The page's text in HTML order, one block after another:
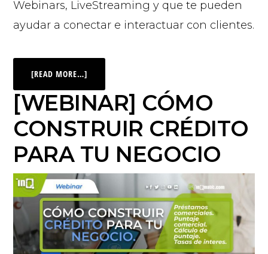
Webinars, LiveStreaming y que te pueden
ayudar a conectar e interactuar con clientes.
[READ MORE…]
[WEBINAR] CÓMO
CONSTRUIR CRÉDITO
PARA TU NEGOCIO